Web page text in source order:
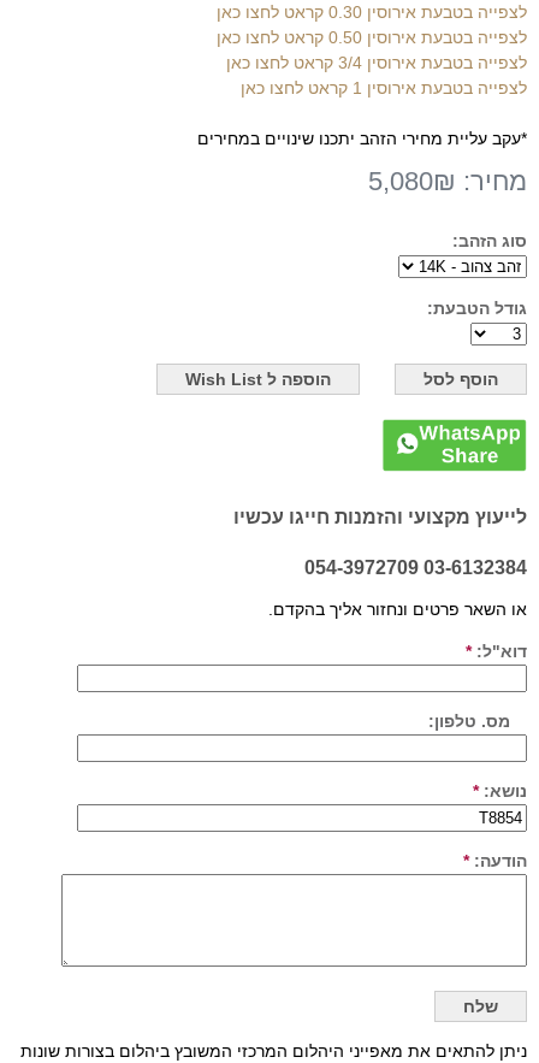
לצפייה בטבעת אירוסין 0.30 קראט לחצו כאן
לצפייה בטבעת אירוסין 0.50 קראט לחצו כאן
לצפייה בטבעת אירוסין 3/4 קראט לחצו כאן
לצפייה בטבעת אירוסין 1 קראט לחצו כאן
*עקב עליית מחירי הזהב יתכנו שינויים במחירים
מחיר: 5,080₪
סוג הזהב:
גודל הטבעת:
לייעוץ מקצועי והזמנות חייגו עכשיו
03-6132384 054-3972709
או השאר פרטים ונחזור אליך בהקדם.
דוא"ל:*
מס. טלפון:
נושא:*
הודעה:*
ניתן להתאים את מאפייני היהלום המרכזי המשובץ ביהלום בצורות שונות